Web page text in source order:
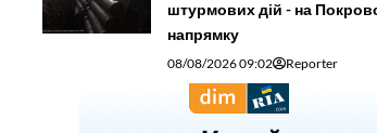
штурмових дій - на
напрямку
08/08/2026 09:02 Reporter